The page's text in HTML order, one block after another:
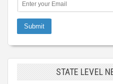
STATE LEVEL